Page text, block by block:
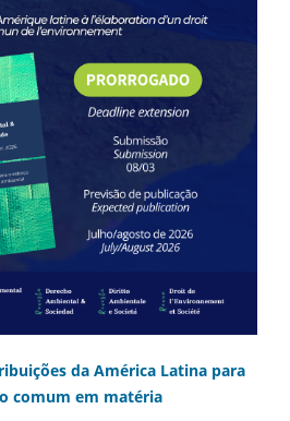
da América Latina para
comum em matéria